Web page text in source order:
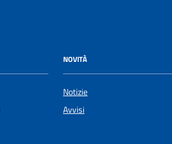
NOVITÀ
Notizie
Avvisi